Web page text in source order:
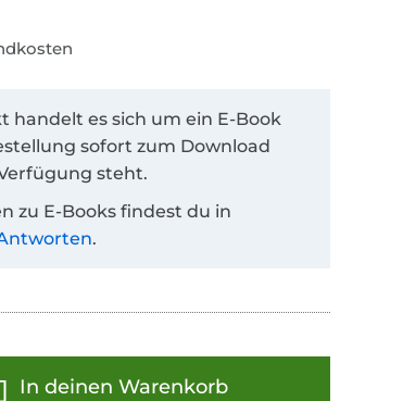
handelt es sich um ein E-Book
sofort zum Download
steht.
zu E-Books findest du in
.
In deinen Warenkorb